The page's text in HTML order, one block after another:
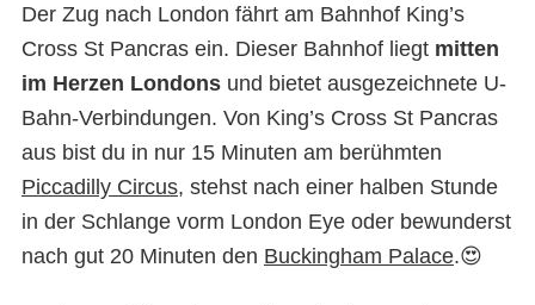
Der Zug nach London fährt am Bahnhof King’s
Cross St Pancras ein. Dieser Bahnhof liegt mitten
im Herzen Londons und bietet ausgezeichnete U-
Bahn-Verbindungen. Von King’s Cross St Pancras
aus bist du in nur 15 Minuten am berühmten
Piccadilly Circus, stehst nach einer halben Stunde
in der Schlange vorm London Eye oder bewunderst
nach gut 20 Minuten den Buckingham Palace.😍